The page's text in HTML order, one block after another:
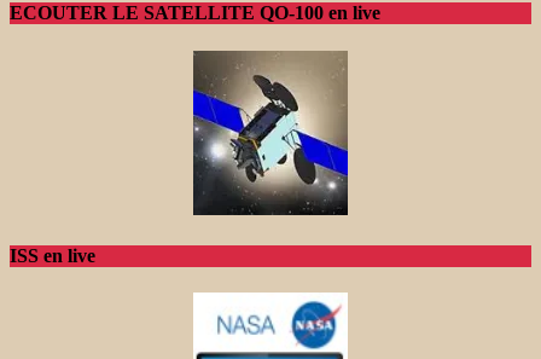
ECOUTER LE SATELLITE QO-100 en live
ISS en live